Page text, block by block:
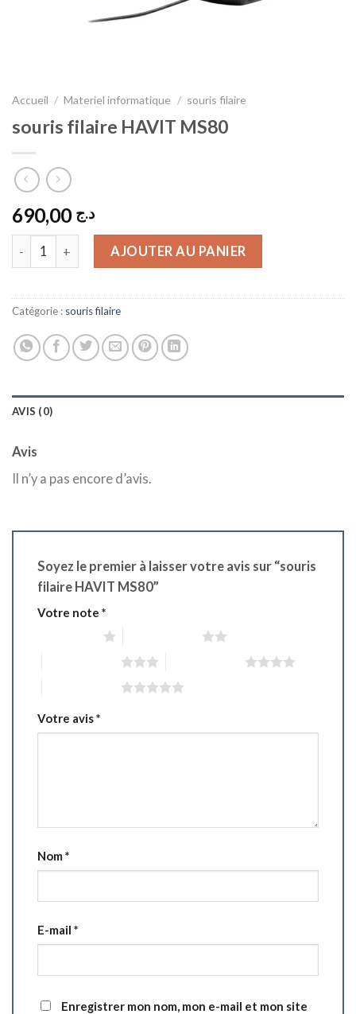
Accueil / Materiel informatique / souris filaire
souris filaire HAVIT MS80
د.ج 690,00
quantité de souris filaire HAVIT MS80
AJOUTER AU PANIER
Catégorie : souris filaire
AVIS (0)
Avis
Il n’y a pas encore d’avis.
Soyez le premier à laisser votre avis sur “souris
filaire HAVIT MS80”
Votre note *
Votre avis*
Nom*
E-mail *
Enregistrer mon nom, mon e-mail et mon site